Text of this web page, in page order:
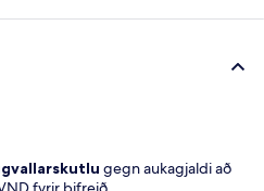
gegn aukagjaldi að